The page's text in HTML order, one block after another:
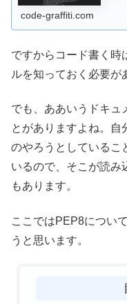
code-graffiti.com
ですからコード書く時
ルを知っておく必要が
でも、ああいうドキュ
とがありますよね。自
のやろうとしているこ
いるので、そこが読み
もあります。
ここではPEP8につい
うと思います。